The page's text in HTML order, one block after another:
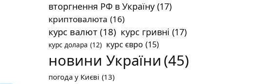
вторгнення РФ в Україну (17)
криптовалюта (16)
курс валют (18) курс гривні (17)
курс долара (12) курс євро (15)
новини України (45)
погода у Києві (13)